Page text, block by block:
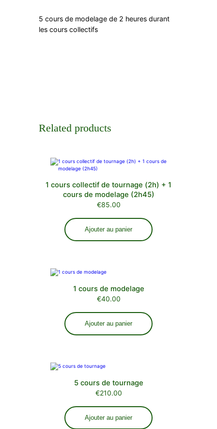
5 cours de modelage de 2 heures durant
les cours collectifs
Related products
1 cours collectif de tournage (2h) + 1
cours de modelage (2h45)
€85.00
Ajouter au panier
1 cours de modelage
€40.00
Ajouter au panier
5 cours de tournage
€210.00
Ajouter au panier